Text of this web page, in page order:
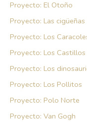
Proyecto: El Otoño
Proyecto: Las cigüeñas
Proyecto: Los
Proyecto: Los Castillos
Proyecto: Los
Proyecto: Los Pollitos
Proyecto: Polo Norte
Proyecto: Van Gogh